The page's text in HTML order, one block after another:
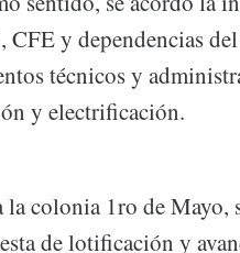
y dependencias
técnicos y
y electrificación.
la colonia 1ro de
de lotificación y